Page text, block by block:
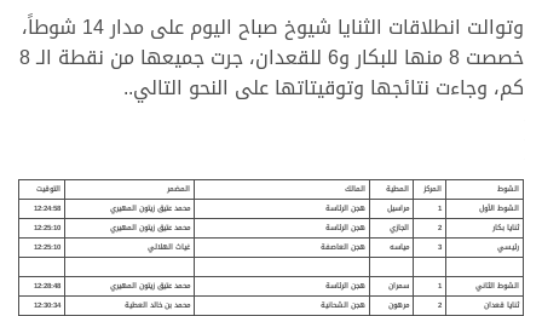
وتوالت انطلاقات الثنايا شيوخ صباح اليوم على مدار 14 شوطاً،
خصصت 8 منها للبكار و6 للقعدان، جرت جميعها من نقطة الـ 8
كم، وجاءت نتائجها وتوقيتاتها على النحو التالي..
الشوط المركز المطية المالك المضمر
التوقيت
الشوط الأول
1 مراسيل هجن الرئاسة محمد عتيق زيتون المهيري
12:24:58
ثنايا بكار
2 الجازي هجن الرئاسة محمد عتيق زيتون المهيري
12:25:10
رئيسي
3 مياسه هجن العاصفة غياث الهلالي 12:25:10
الشوط الثاني 1 سمران هجن الرئاسة محمد عتيق زيتون المهيري
12:28:48
ثنايا قعدان
2 مرهون هجن الشحانية محمد بن خالد العطية
12:30:34